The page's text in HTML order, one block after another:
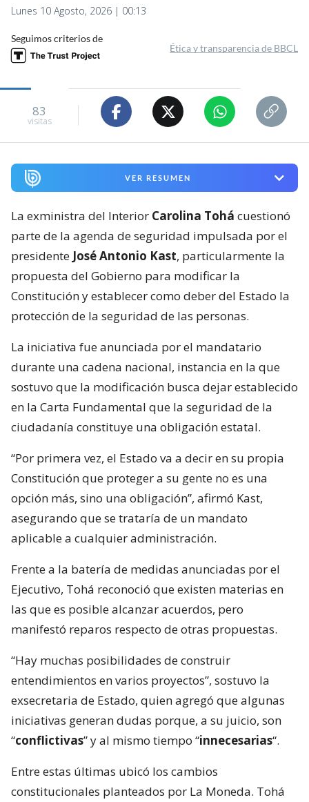
Lunes 10 Agosto, 2026 | 00:13
Seguimos criterios de
Ética y transparencia de BBCL
83
visitas
VER RESUMEN
La exministra del Interior Carolina Tohá cuestionó
parte de la agenda de seguridad impulsada por el
presidente José Antonio Kast, particularmente la
propuesta del Gobierno para modificar la
Constitución y establecer como deber del Estado la
protección de la seguridad de las personas.
La iniciativa fue anunciada por el mandatario
durante una cadena nacional, instancia en la que
sostuvo que la modificación busca dejar establecido
en la Carta Fundamental que la seguridad de la
ciudadanía constituye una obligación estatal.
“Por primera vez, el Estado va a decir en su propia
Constitución que proteger a su gente no es una
opción más, sino una obligación”, afirmó Kast,
asegurando que se trataría de un mandato
aplicable a cualquier administración.
Frente a la batería de medidas anunciadas por el
Ejecutivo, Tohá reconoció que existen materias en
las que es posible alcanzar acuerdos, pero
manifestó reparos respecto de otras propuestas.
“Hay muchas posibilidades de construir
entendimientos en varios proyectos”, sostuvo la
exsecretaria de Estado, quien agregó que algunas
iniciativas generan dudas porque, a su juicio, son
“conflictivas” y al mismo tiempo “innecesarias“.
Entre estas últimas ubicó los cambios
constitucionales planteados por La Moneda. Tohá